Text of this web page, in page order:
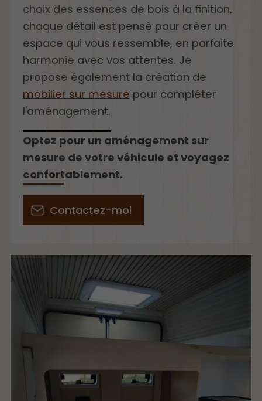
choix des essences de bois à la finition,
chaque détail est pensé pour créer un
espace qui vous ressemble, en parfaite
harmonie avec vos attentes. Je
propose également la création de
mobilier sur mesure pour compléter
l'aménagement.
Optez pour un aménagement sur
mesure de votre véhicule et voyagez
confortablement.
Contactez-moi